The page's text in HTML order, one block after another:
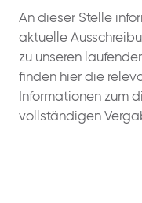
An dieser Stelle
aktuelle
zu unseren
finden hier die
Informationen zum
vollständigen